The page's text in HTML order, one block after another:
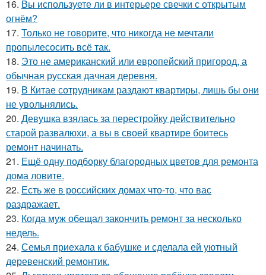
16. Вы используете ли в интерьере свечки с открытым
огнём?
17. Только не говорите, что никогда не мечтали
пропылесосить всё так.
18. Это не американский или европейский пригород, а
обычная русская дачная деревня.
19. В Китае сотрудникам раздают квартиры, лишь бы они
не увольнялись.
20. Девушка взялась за перестройку действительно
старой развалюхи, а вы в своей квартире боитесь
ремонт начинать.
21. Ещё одну подборку благородных цветов для ремонта
дома ловите.
22. Есть же в российских домах что-то, что вас
раздражает.
23. Когда муж обещал закончить ремонт за несколько
недель.
24. Семья приехала к бабушке и сделала ей уютный
деревенский ремонтик.